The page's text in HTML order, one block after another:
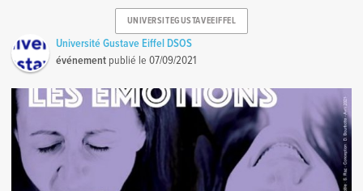
UNIVERSITEGUSTAVEEIFFEL
Université Gustave Eiffel DSOS
événement publié le07/09/2021